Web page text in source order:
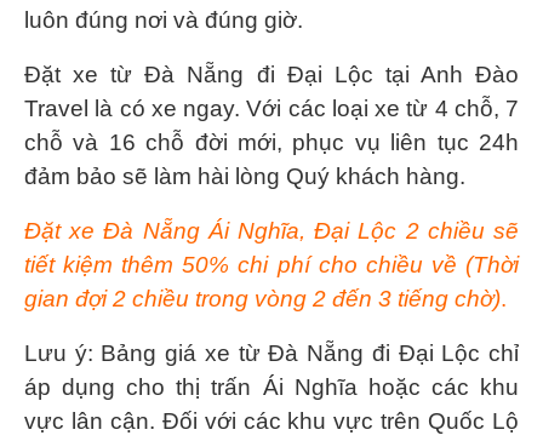
luôn đúng nơi và đúng giờ.
Đặt xe từ Đà Nẵng đi Đại Lộc tại Anh Đào
Travel là có xe ngay. Với các loại xe từ 4 chỗ, 7
chỗ và 16 chỗ đời mới, phục vụ liên tục 24h
đảm bảo sẽ làm hài lòng Quý khách hàng.
Đặt xe Đà Nẵng Ái Nghĩa, Đại Lộc 2 chiều sẽ
tiết kiệm thêm 50% chi phí cho chiều về (Thời
gian đợi 2 chiều trong vòng 2 đến 3 tiếng chờ).
Lưu ý: Bảng giá xe từ Đà Nẵng đi Đại Lộc chỉ
áp dụng cho thị trấn Ái Nghĩa hoặc các khu
vực lân cận. Đối với các khu vực trên Quốc Lộ